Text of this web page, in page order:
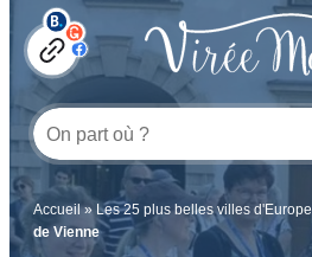
Accueil» Les 25 plus belles villes d'Europe
de Vienne